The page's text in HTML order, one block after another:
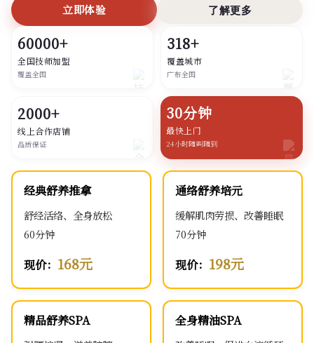
立即体验 了解更多
60000+
全国技师加盟
覆盖全国
318+
覆盖城市
广布全国
2000+
线上合作店铺
品质保证
30分钟
最快上门
24小时随叫随到
经典舒养推拿
舒经活络、全身放松
60分钟
现价： 168元
通络舒养培元
缓解肌肉劳损、改善睡眠
70分钟
现价： 198元
精品舒养SPA 全身精油SPA